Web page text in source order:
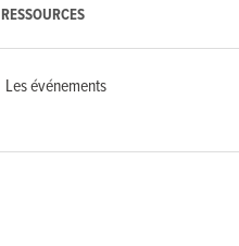
RESSOURCES
Les événements